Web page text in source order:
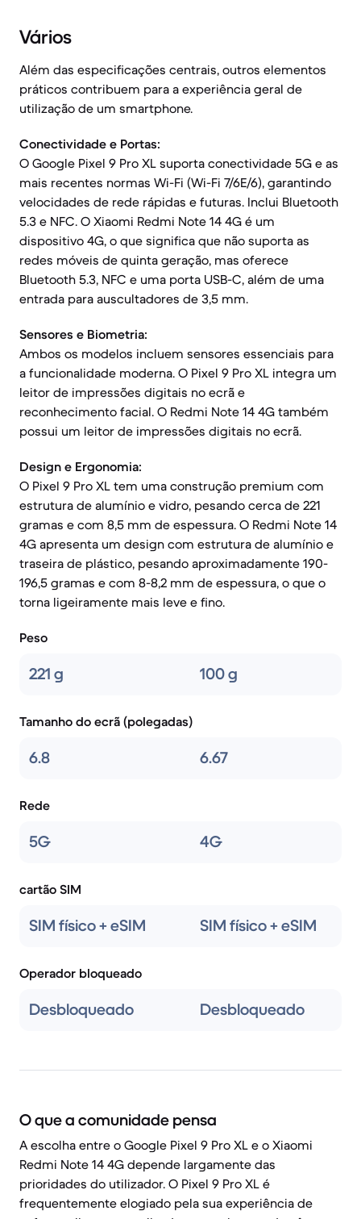
Vários
Além das especificações centrais, outros elementos
práticos contribuem para a experiência geral de
utilização de um smartphone.
Conectividade e Portas:
O Google Pixel 9 Pro XL suporta conectividade 5G e as
mais recentes normas Wi-Fi (Wi-Fi 7/6E/6), garantindo
velocidades de rede rápidas e futuras. Inclui Bluetooth
5.3 e NFC. O Xiaomi Redmi Note 14 4G é um
dispositivo 4G, o que significa que não suporta as
redes móveis de quinta geração, mas oferece
Bluetooth 5.3, NFC e uma porta USB-C, além de uma
entrada para auscultadores de 3,5 mm.
Sensores e Biometria:
Ambos os modelos incluem sensores essenciais para
a funcionalidade moderna. O Pixel 9 Pro XL integra um
leitor de impressões digitais no ecrã e
reconhecimento facial. O Redmi Note 14 4G também
possui um leitor de impressões digitais no ecrã.
Design e Ergonomia:
O Pixel 9 Pro XL tem uma construção premium com
estrutura de alumínio e vidro, pesando cerca de 221
gramas e com 8,5 mm de espessura. O Redmi Note 14
4G apresenta um design com estrutura de alumínio e
traseira de plástico, pesando aproximadamente 190-
196,5 gramas e com 8-8,2 mm de espessura, o que o
torna ligeiramente mais leve e fino.
Peso
221 g 100 g
Tamanho do ecrã (polegadas)
6.8 6.67
Rede
5G 4G
cartão SIM
SIM físico + eSIM SIM físico + eSIM
Operador bloqueado
Desbloqueado Desbloqueado
O que a comunidade pensa
A escolha entre o Google Pixel 9 Pro XL e o Xiaomi
Redmi Note 14 4G depende largamente das
prioridades do utilizador. O Pixel 9 Pro XL é
frequentemente elogiado pela sua experiência de